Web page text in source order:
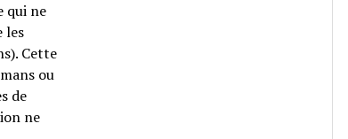
qui ne
les
Cette
ou
de
ne